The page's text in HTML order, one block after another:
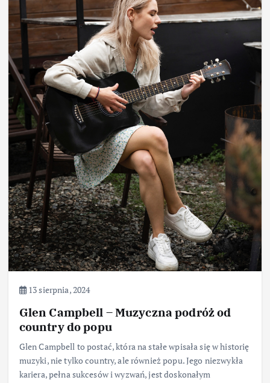
13 sierpnia, 2024
Glen Campbell – Muzyczna podróż od
country do popu
Glen Campbell to postać, która na stałe wpisała się w historię
muzyki, nie tylko country, ale również popu. Jego niezwykła
kariera, pełna sukcesów i wyzwań, jest doskonałym